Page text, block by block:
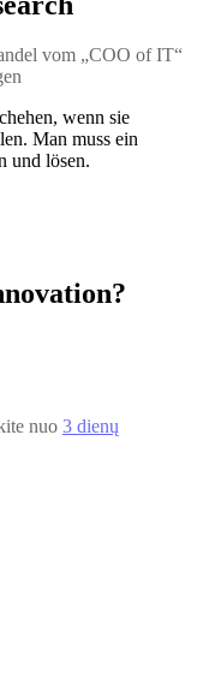
vom „COO of IT“
wenn sie
Man muss ein
und lösen.
nuo 3 dienų